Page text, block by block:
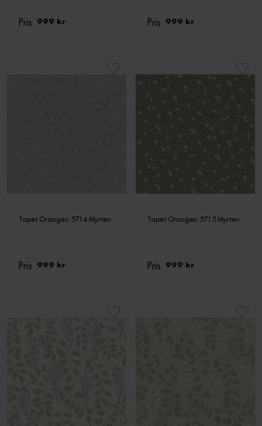
Pris 999 kr Pris 999 kr
Tapet Orangeri 5714 Myrten
Pris 999 kr
Tapet Orangeri 5715 Myrten
Pris 999 kr